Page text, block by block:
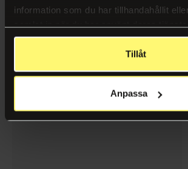
information som du har tillhandahållit
samlat in när du har använt deras
Tillåt
Anpassa
komplettera med en storstädning.
Kom igång